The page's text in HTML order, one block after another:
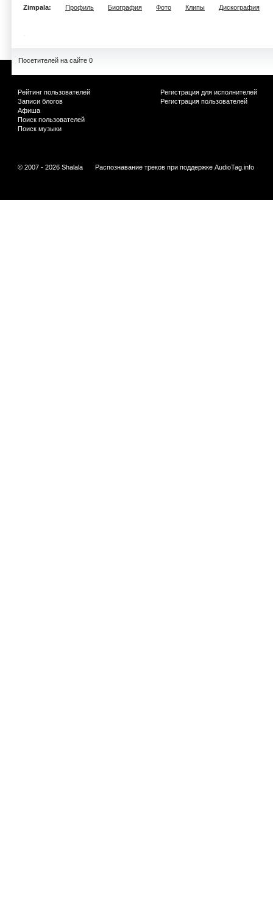
Zimpala: Профиль Биография Фото Клипы Дискография
Посетителей на сайте 0
Рейтинг пользователей
Записи блогов
Афиша
Поиск пользователей
Поиск музыки
Регистрация для исполнителей
Регистрация пользователей
© 2007 - 2026 Shalala Распознавание треков при поддержке AudioTag.info